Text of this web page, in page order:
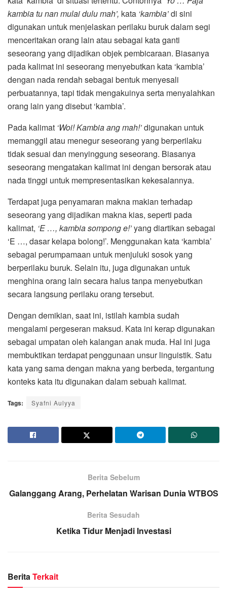
kambia tu nan mulai dulu mah’, kata ‘kambia’di sini
digunakan untuk menjelaskan perilaku buruk dalam segi
menceritakan orang lain atau sebagai kata ganti
seseorang yang dijadikan objek pembicaraan. Biasanya
pada kalimat ini seseorang menyebutkan kata ‘kambia’
dengan nada rendah sebagai bentuk menyesali
perbuatannya, tapi tidak mengakuinya serta menyalahkan
orang lain yang disebut ‘kambia’.
Pada kalimat ‘Woi! Kambia ang mah!’digunakan untuk
memanggil atau menegur seseorang yang berperilaku
tidak sesuai dan menyinggung seseorang. Biasanya
seseorang mengatakan kalimat ini dengan bersorak atau
nada tinggi untuk mempresentasikan kekesalannya.
Terdapat juga penyamaran makna makian terhadap
seseorang yang dijadikan makna kias, seperti pada
kalimat, ‘E …, kambia sompong e!’yang diartikan sebagai
‘E …, dasar kelapa bolong!’. Menggunakan kata ‘kambia’
sebagai perumpamaan untuk menjuluki sosok yang
berperilaku buruk. Selain itu, juga digunakan untuk
menghina orang lain secara halus tanpa menyebutkan
secara langsung perilaku orang tersebut.
Dengan demikian, saat ini, istilah kambia sudah
mengalami pergeseran maksud. Kata ini kerap digunakan
sebagai umpatan oleh kalangan anak muda. Hal ini juga
membuktikan terdapat penggunaan unsur linguistik. Satu
kata yang sama dengan makna yang berbeda, tergantung
konteks kata itu digunakan dalam sebuah kalimat.
Tags: Syafni Aulyya
Berita Sebelum
Galanggang Arang, Perhelatan Warisan Dunia WTBOS
Berita Sesudah
Ketika Tidur Menjadi Investasi
BeritaTerkait